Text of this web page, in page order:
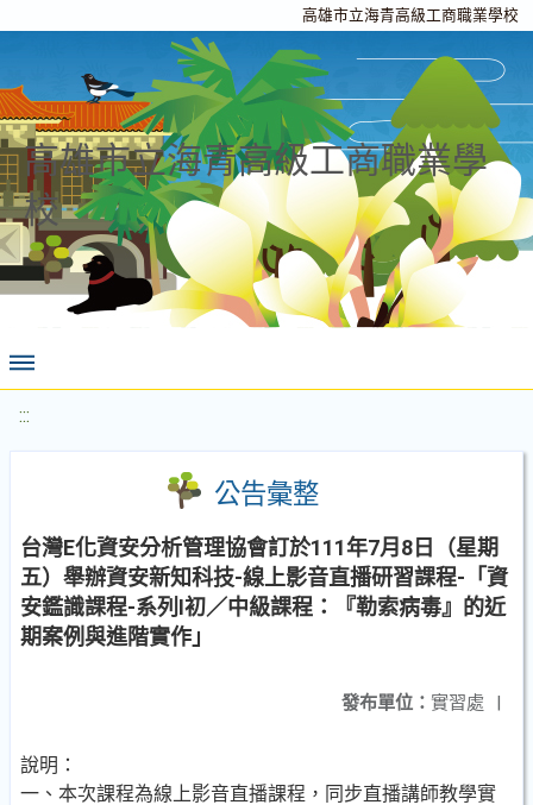
高雄市立海青高級工商職業學校
高雄市立海青高級工商職業學
校
:::
公告彙整
台灣E化資安分析管理協會訂於111年7月8日（星期
五）舉辦資安新知科技-線上影音直播研習課程-「資
安鑑識課程-系列Ⅰ初／中級課程：『勒索病毒』的近
期案例與進階實作」
發布單位： 實習處 |
說明：
一、本次課程為線上影音直播課程，同步直播講師教學實